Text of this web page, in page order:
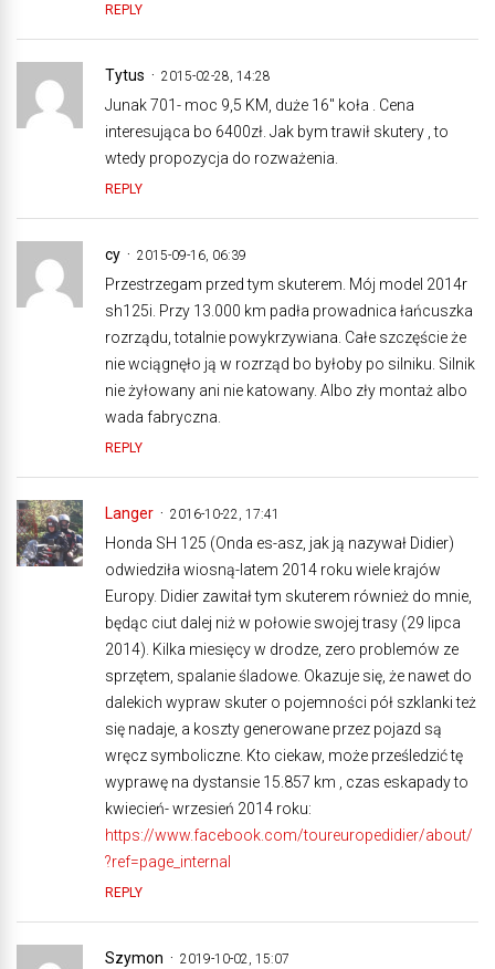
REPLY
Tytus 2015-02-28, 14:28
Junak 701- moc 9,5 KM, duże 16″ koła . Cena
interesująca bo 6400zł. Jak bym trawił skutery , to
wtedy propozycja do rozważenia.
REPLY
cy 2015-09-16, 06:39
Przestrzegam przed tym skuterem. Mój model 2014r
sh125i. Przy 13.000 km padła prowadnica łańcuszka
rozrządu, totalnie powykrzywiana. Całe szczęście że
nie wciągnęło ją w rozrząd bo byłoby po silniku. Silnik
nie żyłowany ani nie katowany. Albo zły montaż albo
wada fabryczna.
REPLY
Langer 2016-10-22, 17:41
Honda SH 125 (Onda es-asz, jak ją nazywał Didier)
odwiedziła wiosną-latem 2014 roku wiele krajów
Europy. Didier zawitał tym skuterem również do mnie,
będąc ciut dalej niż w połowie swojej trasy (29 lipca
2014). Kilka miesięcy w drodze, zero problemów ze
sprzętem, spalanie śladowe. Okazuje się, że nawet do
dalekich wypraw skuter o pojemności pół szklanki też
się nadaje, a koszty generowane przez pojazd są
wręcz symboliczne. Kto ciekaw, może prześledzić tę
wyprawę na dystansie 15.857 km , czas eskapady to
kwiecień- wrzesień 2014 roku:
https://www.facebook.com/toureuropedidier/about/
?ref=page_internal
REPLY
Szymon 2019-10-02, 15:07